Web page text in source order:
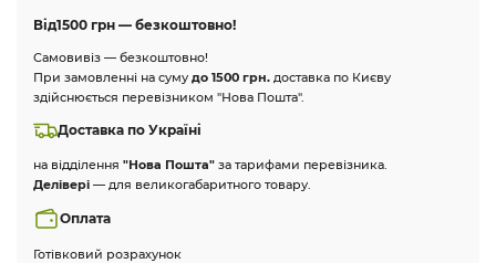
Від1500 грн — безкоштовно!
Самовивіз — безкоштовно!
При замовленні на суму до 1500 грн. доставка по Києву
здійснюється перевізником "Нова Пошта".
Доставка по Україні
на відділення "Нова Пошта" за тарифами перевізника.
Делівері — для великогабаритного товару.
Оплата
Готівковий розрахунок